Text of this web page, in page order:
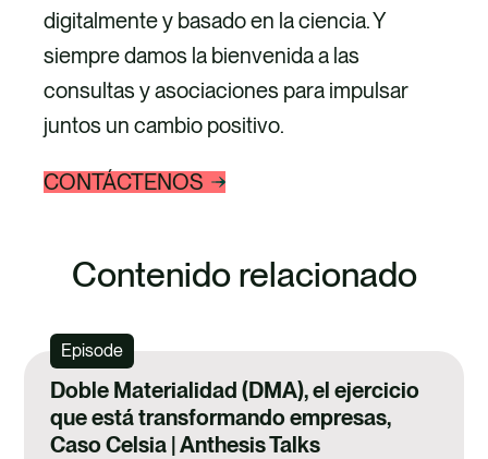
digitalmente y basado en la ciencia. Y
siempre damos la bienvenida a las
consultas y asociaciones para impulsar
juntos un cambio positivo.
CONTÁCTENOS
Contenido relacionado
Episode
Doble Materialidad (DMA), el ejercicio
que está transformando empresas,
Caso Celsia | Anthesis Talks